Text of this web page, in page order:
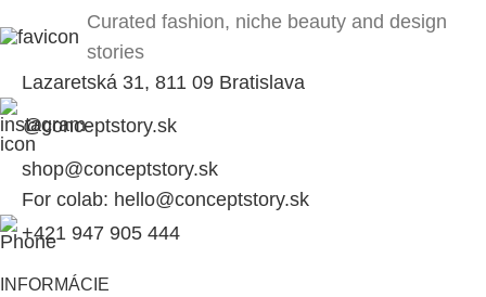
Curated fashion, niche beauty and design
stories
Lazaretská 31, 811 09 Bratislava
@conceptstory.sk
shop@conceptstory.sk
For colab: hello@conceptstory.sk
+421 947 905 444
INFORMÁCIE